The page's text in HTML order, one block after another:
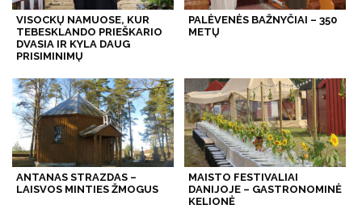
VISOCKŲ NAMUOSE, KUR
TEBESKLANDO PRIEŠKARIO
DVASIA IR KYLA DAUG
PRISIMINIMŲ
PALĖVENĖS BAŽNYČIAI – 350
METŲ
ANTANAS STRAZDAS –
LAISVOS MINTIES ŽMOGUS
MAISTO FESTIVALIAI
DANIJOJE – GASTRONOMINĖ
KELIONĖ